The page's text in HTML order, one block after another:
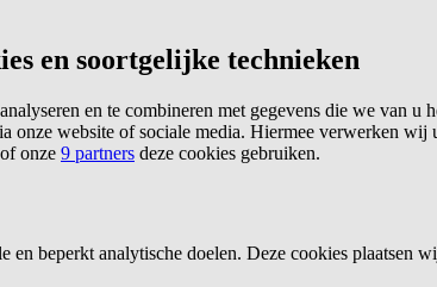
en soortgelijke technieken
en te combineren met gegevens die we van u
onze website of sociale media. Hiermee verwerken wij
onze 9 partners deze cookies gebruiken.
en beperkt analytische doelen. Deze cookies plaatsen